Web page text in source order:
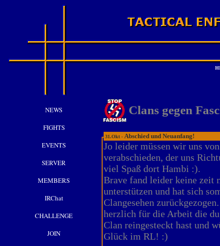
NEWS
FIGHTS
EVENTS
SERVER
MEMBERS
IRChat
CHALLENGE
JOIN
Clans gegen
31.Okt - Abschied und Neuanfang!
Jo leider müssen wir uns
verabschieden, der uns
viel Spaß dort Hambi :).
Brave fand leider keine zeit
unterstützen und hat sich
Clangesehen
herzlich für die Arbeit die
Clan reingesteckt hast und
Glück im RL! :)